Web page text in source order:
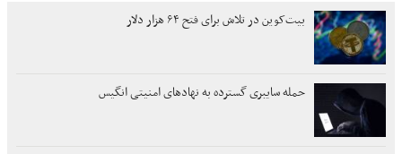
بیت‌کوین در تلاش برای فتح ۶۴ هزار دلار
حمله سایبری گسترده به نهادهای امنیتی انگیس